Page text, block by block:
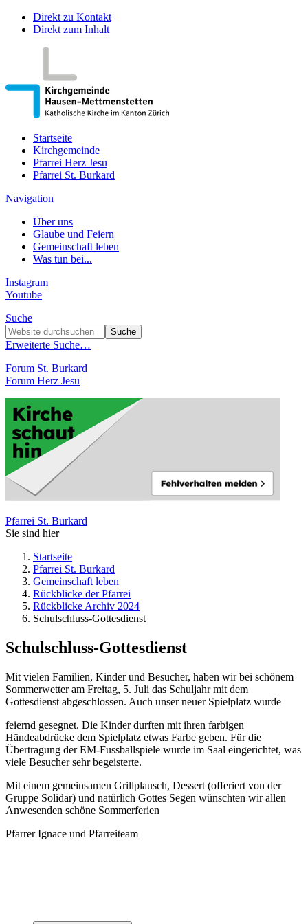
Direkt zu Kontakt
Direkt zum Inhalt
Startseite
Kirchgemeinde
Pfarrei Herz Jesu
Pfarrei St. Burkard
Navigation
Über uns
Glaube und Feiern
Gemeinschaft leben
Was tun bei...
Instagram
Youtube
Suche
Erweiterte Suche…
Forum St. Burkard
Forum Herz Jesu
Pfarrei St. Burkard
Sie sind hier
Startseite
Pfarrei St. Burkard
Gemeinschaft leben
Rückblicke der Pfarrei
Rückblicke Archiv 2024
Schulschluss-Gottesdienst
Schulschluss-Gottesdienst
Mit vielen Familien, Kinder und Besucher, haben wir bei schönem
Sommerwetter am Freitag, 5. Juli das Schuljahr mit dem
Gottesdienst abgeschlossen. Auch unser neuer Spielplatz wurde
feiernd gesegnet. Die Kinder durften mit ihren farbigen
Händeabdrücke dem Spielplatz etwas Farbe geben. Für die
Übertragung der EM-Fussballspiele wurde im Saal eingerichtet, was
viele Besucher sehr begeisterte.
Mit einem gemeinsamen Grillplausch, Dessert (offeriert von der
Gruppe Solidar) und natürlich Gottes Segen wünschten wir allen
Anwesenden schöne Sommerferien
Pfarrer Ignace und Pfarreiteam